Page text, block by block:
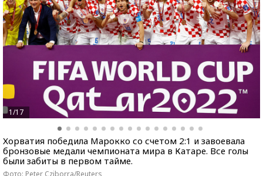
1/17
Хорватия победила Марокко со счетом 2:1 и завоевала
бронзовые медали чемпионата мира в Катаре. Все голы
были забиты в первом тайме.
Фото: Peter Cziborra/Reuters